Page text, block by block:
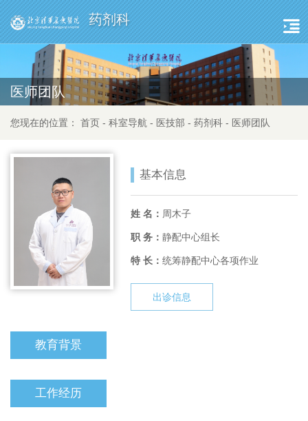
药剂科
医师团队
您现在的位置： 首页 - 科室导航 - 医技部 - 药剂科 - 医师团队
基本信息
姓 名： 周木子
职 务： 静配中心组长
特 长： 统筹静配中心各项作业
出诊信息
教育背景
工作经历